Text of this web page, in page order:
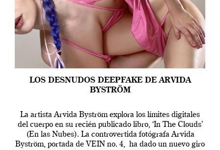
LOS DESNUDOS DEEPFAKE DE ARVIDA
BYSTRÖM
La artista Arvida Byström explora los límites digitales
del cuerpo en su recién publicado libro, ‘In The Clouds’
(En las Nubes). La controvertida fotógrafa Arvida
Byström, portada de VEIN no. 4, ha dado un nuevo giro